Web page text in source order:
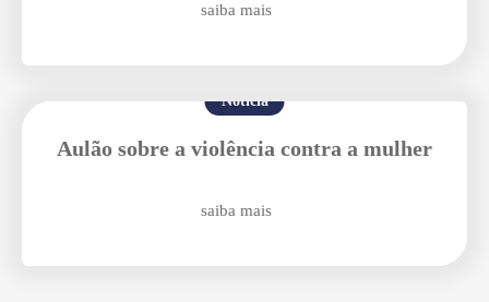
saiba mais
Notícia
Aulão sobre a violência contra a mulher
saiba mais